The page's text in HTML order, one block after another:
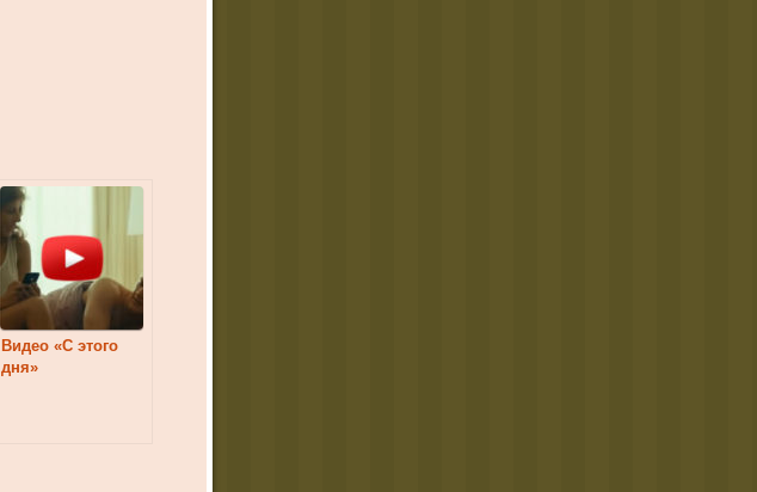
Видео «С этого
дня»